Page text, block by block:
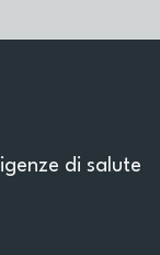
di salute